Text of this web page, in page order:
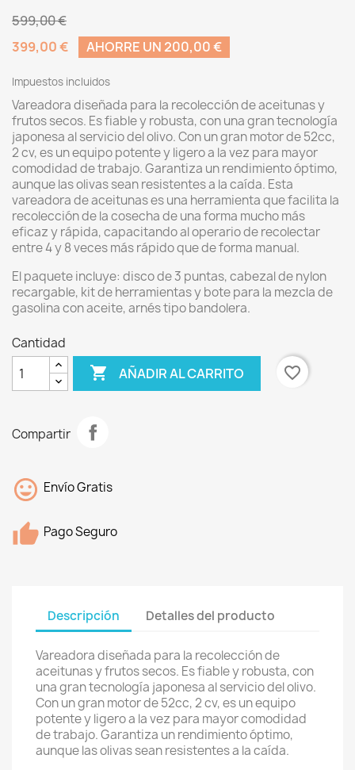
599,00 €
399,00 €
AHORRE UN 200,00 €
Impuestos incluidos
Vareadora diseñada para la recolección de aceitunas y
frutos secos. Es fiable y robusta, con una gran tecnología
japonesa al servicio del olivo. Con un gran motor de 52cc,
2 cv, es un equipo potente y ligero a la vez para mayor
comodidad de trabajo. Garantiza un rendimiento óptimo,
aunque las olivas sean resistentes a la caída. Esta
vareadora de aceitunas es una herramienta que facilita la
recolección de la cosecha de una forma mucho más
eficaz y rápida, capacitando al operario de recolectar
entre 4 y 8 veces más rápido que de forma manual.
El paquete incluye: disco de 3 puntas, cabezal de nylon
recargable, kit de herramientas y bote para la mezcla de
gasolina con aceite, arnés tipo bandolera.
Cantidad
 AÑADIR AL CARRITO favorite_border
Compartir
Envío Gratis
Pago Seguro
Descripción Detalles del producto
Vareadora diseñada para la recolección de
aceitunas y frutos secos. Es fiable y robusta, con
una gran tecnología japonesa al servicio del olivo.
Con un gran motor de 52cc, 2 cv, es un equipo
potente y ligero a la vez para mayor comodidad
de trabajo. Garantiza un rendimiento óptimo,
aunque las olivas sean resistentes a la caída.